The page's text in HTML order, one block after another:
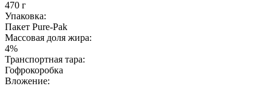
470 г
Упаковка:
Пакет Pure-Pak
Массовая доля жира:
4%
Транспортная тара:
Гофрокоробка
Вложение: